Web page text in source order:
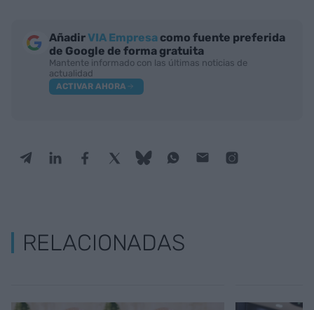
AñadirVIA Empresa como fuente preferida
de Google de forma gratuita
Mantente informado con las últimas noticias de
actualidad
ACTIVAR AHORA
RELACIONADAS